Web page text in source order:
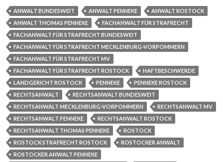
ANWALT BUNDESWEIT ANWALT PENNEKE
ANWALT ROSTOCK
ANWALT THOMAS PENNEKE
FACHANWALT FÜR STRAFRECHT
FACHANWALT FÜR STRAFRECHT BUNDESWEIT
FACHANWALT FÜR STRAFRECHT MECKLENBURG-VORPOMMERN
FACHANWALT FÜR STRAFRECHT MV
FACHANWALT FÜR STRAFRECHT ROSTOCK
HAFTBESCHWERDE
LANDGERICHT ROSTOCK
PENNEKE
PENNEKE ROSTOCK
RECHTSANWALT
RECHTSANWALT BUNDESWEIT
RECHTSANWALT MECKLENBURG-VORPOMMERN
RECHTSANWALT MV
RECHTSANWALT PENNEKE
RECHTSANWALT ROSTOCK
RECHTSANWALT THOMAS PENNEKE
ROSTOCK
ROSTOCK STRAFRECHT ROSTOCK
ROSTOCKER ANWALT
ROSTOCKER ANWALT PENNEKE